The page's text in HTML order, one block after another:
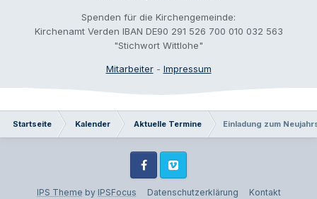
Spenden für die Kirchengemeinde:
Kirchenamt Verden IBAN DE90 291 526 700 010 032 563
"Stichwort Wittlohe"
Mitarbeiter- Impressum
Startseite Kalender Aktuelle Termine Einladung zum
IPS Theme by IPSFocus Datenschutzerklärung Kontakt
FacebookVimeo